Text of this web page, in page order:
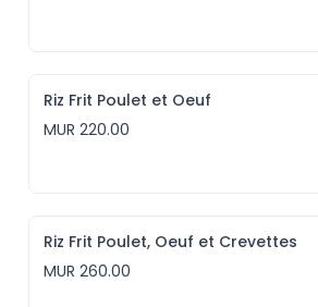
Riz Frit Poulet et Oeuf
MUR 220.00
Riz Frit Poulet, Oeuf et Crevettes
MUR 260.00